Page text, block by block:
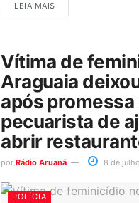
LEIA MAIS
Vítima de
Araguaia
após promessa
pecuarista de
abrir
por Rádio Aruanã 8 de
POLÍCIA